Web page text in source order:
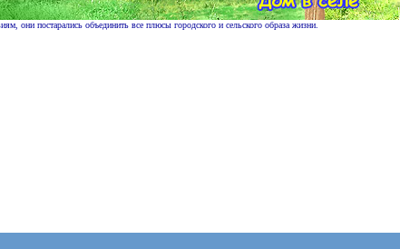
они постарались объединить все плюсы городского и сельского образа жизни.